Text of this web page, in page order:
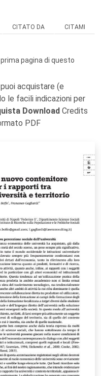
CITATO DA CITAMI
pagina di questo
acquistare (e
le facili indicazioni per
Download Credits
PDF